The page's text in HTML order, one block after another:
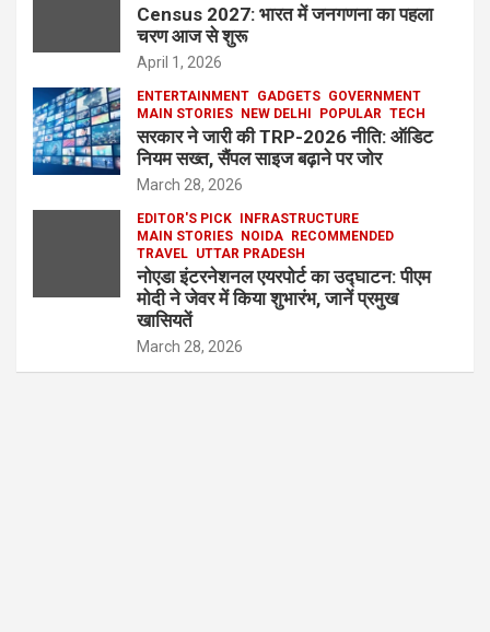
Census 2027: भारत में जनगणना का पहला
चरण आज से शुरू
April 1, 2026
ENTERTAINMENT GADGETS GOVERNMENT
MAIN STORIES
NEW DELHI POPULAR TECH
सरकार ने जारी की TRP-2026 नीति: ऑडिट
नियम सख्त, सैंपल साइज बढ़ाने पर जोर
March 28, 2026
EDITOR'S PICK
INFRASTRUCTURE
MAIN STORIES
NOIDA
RECOMMENDED
TRAVEL UTTAR PRADESH
नोएडा इंटरनेशनल एयरपोर्ट का उद्घाटन: पीएम
मोदी ने जेवर में किया शुभारंभ, जानें प्रमुख
खासियतें
March 28, 2026